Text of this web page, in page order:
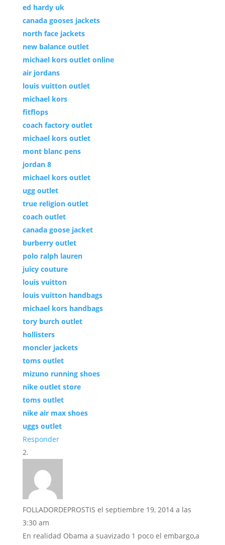
ed hardy uk
canada gooses jackets
north face jackets
new balance outlet
michael kors outlet online
air jordans
louis vuitton outlet
michael kors
fitflops
coach factory outlet
michael kors outlet
mont blanc pens
jordan 8
michael kors outlet
ugg outlet
true religion outlet
coach outlet
canada goose jacket
burberry outlet
polo ralph lauren
juicy couture
louis vuitton
louis vuitton handbags
michael kors handbags
tory burch outlet
hollisters
moncler jackets
toms outlet
mizuno running shoes
nike outlet store
toms outlet
nike air max shoes
uggs outlet
Responder
FOLLADORDEPROSTIS el septiembre 19, 2014 a las
3:30 am
En realidad Obama a suavizado 1 poco el embargo,a